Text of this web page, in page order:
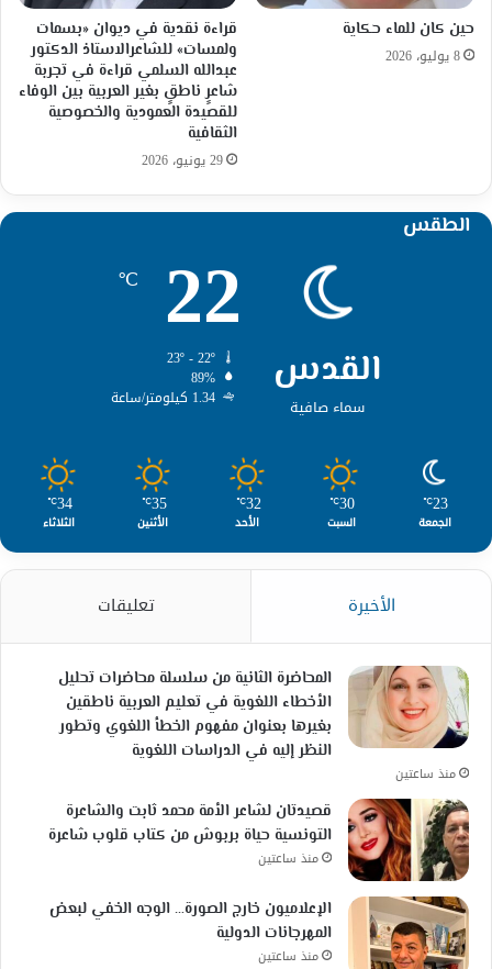
حين كان للماء حكاية
8 يوليو، 2026
قراءة نقدية في ديوان «بسمات
ولمسات» للشاعرالاستاذ الدكتور
عبدالله السلمي قراءة في تجربة
شاعرٍ ناطقٍ بغير العربية بين الوفاء
للقصيدة العمودية والخصوصية
الثقافية
29 يونيو، 2026
الطقس
القدس
سماء صافية
22
℃
89%
1.34 كيلومتر/ساعة
23
℃
الجمعة
30
℃
السبت
32
℃
الأحد
35
℃
الأثنين
34
℃
الثلاثاء
الأخيرة تعليقات
المحاضرة الثانية من سلسلة محاضرات تحليل
الأخطاء اللغوية في تعليم العربية ناطقين
بغيرها بعنوان مفهوم الخطأ اللغوي وتطور
النظر إليه في الدراسات اللغوية
منذ ساعتين
قصيدتان لشاعر الأمة محمد ثابت والشاعرة
التونسية حياة بربوش من كتاب قلوب شاعرة
منذ ساعتين
الإعلاميون خارج الصورة… الوجه الخفي لبعض
المهرجانات الدولية
منذ ساعتين